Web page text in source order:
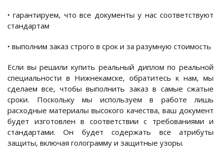
• гарантируем, что все документы у нас соответствуют
стандартам
• выполним заказ строго в срок и за разумную стоимость
Если вы решили купить реальный диплом по реальной
специальности в Нижнекамске, обратитесь к нам, мы
сделаем все, чтобы выполнить заказ в самые сжатые
сроки. Поскольку мы используем в работе лишь
расходные материалы высокого качества, ваш документ
будет изготовлен в соответствии с требованиями и
стандартами. Он будет содержать все атрибуты
защиты, включая голограмму и защитные узоры.